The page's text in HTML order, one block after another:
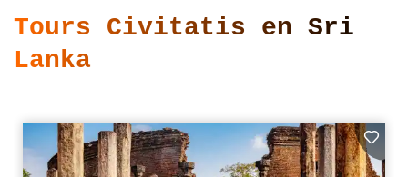
Tours Civitatis en Sri
Lanka